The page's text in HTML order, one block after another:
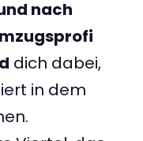
nach
dich dabei,
in dem